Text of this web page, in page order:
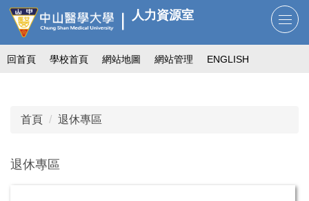
跳
到
主
要
人力資源室
回首頁 學校首頁 網站地圖 網站管理 ENGLISH
首頁 退休專區
退休專區